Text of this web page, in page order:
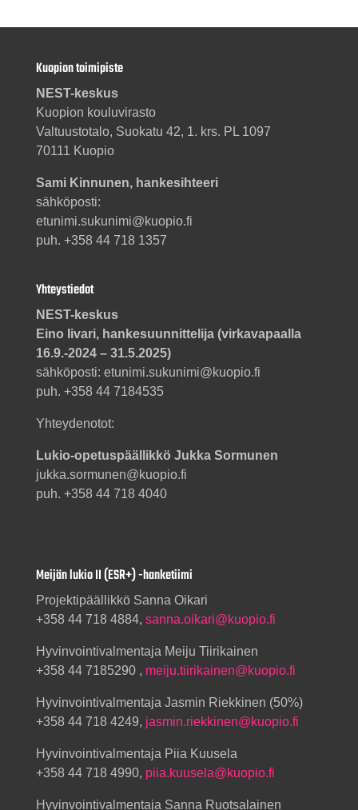
Kuopion toimipiste
NEST-keskus
Kuopion kouluvirasto
Valtuustotalo, Suokatu 42, 1. krs. PL 1097
70111 Kuopio
Sami Kinnunen, hankesihteeri
sähköposti:
etunimi.sukunimi@kuopio.fi
puh. +358 44 718 1357
Yhteystiedot
NEST-keskus
Eino Iivari, hankesuunnittelija (virkavapaalla
16.9.-2024 – 31.5.2025)
sähköposti: etunimi.sukunimi@kuopio.fi
puh. +358 44 7184535
Yhteydenotot:
Lukio-opetuspäällikkö Jukka Sormunen
jukka.sormunen@kuopio.fi
puh. +358 44 718 4040
Meijän lukio II (ESR+) -hanketiimi
Projektipäällikkö Sanna Oikari
+358 44 718 4884, sanna.oikari@kuopio.fi
Hyvinvointivalmentaja Meiju Tiirikainen
+358 44 7185290 , meiju.tiirikainen@kuopio.fi
Hyvinvointivalmentaja Jasmin Riekkinen (50%)
+358 44 718 4249, jasmin.riekkinen@kuopio.fi
Hyvinvointivalmentaja Piia Kuusela
+358 44 718 4990, piia.kuusela@kuopio.fi
Hyvinvointivalmentaja Sanna Ruotsalainen